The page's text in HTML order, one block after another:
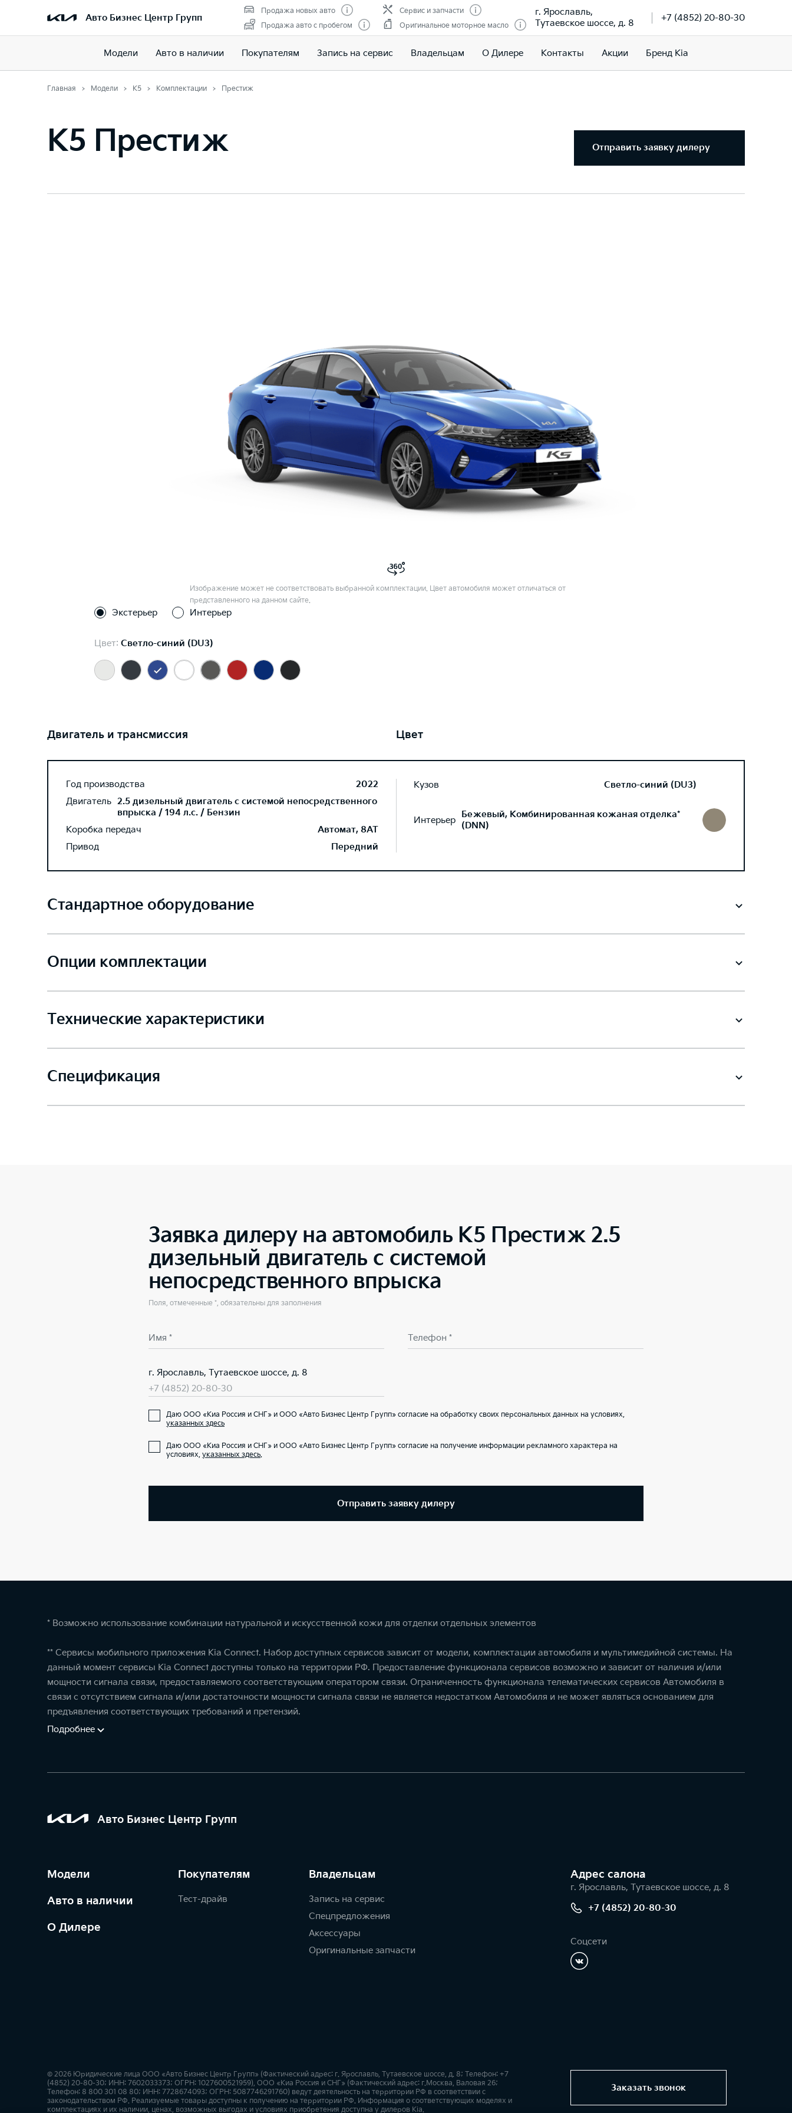
Авто Бизнес Центр Групп
Продажа новых авто
Продажа авто с пробегом
Сервис и запчасти
Оригинальное моторное масло
г. Ярославль,
Тутаевское шоссе, д. 8
+7 (4852) 20-80-30
Модели Авто в наличии Покупателям Запись на сервис Владельцам О Дилере Контакты Акции Бренд Kia
Главная Модели K5 Комплектации Престиж
K5 Престиж Отправить заявку дилеру
Изображение может не соответствовать выбранной комплектации. Цвет автомобиля может отличаться от
представленного на данном сайте.
Экстерьер Интерьер
Цвет: Светло-синий (DU3)
Двигатель и трансмиссия
Год производства
2022
Двигатель 2.5 дизельный двигатель с системой непосредственного
впрыска / 194 л.с. / Бензин
Коробка передач
Автомат, 8AT
Привод
Передний
Цвет
Кузов Светло-синий (DU3)
Интерьер Бежевый, Комбинированная кожаная отделка*
(DNN)
Стандартное оборудование
Опции комплектации
Технические характеристики
Спецификация
Заявка дилеру на автомобиль K5 Престиж 2.5
дизельный двигатель с системой
непосредственного впрыска
Поля, отмеченные *, обязательны для заполнения
Имя * Телефон *
г. Ярославль, Тутаевское шоссе, д. 8
+7 (4852) 20-80-30
Даю ООО «Киа Россия и СНГ» и ООО «Авто Бизнес Центр Групп» согласие на обработку своих персональных данных на условиях,
указанных здесь
Даю ООО «Киа Россия и СНГ» и ООО «Авто Бизнес Центр Групп» согласие на получение информации рекламного характера на
условиях, указанных здесь.
Отправить заявку дилеру
* Возможно использование комбинации натуральной и искусственной кожи для отделки отдельных элементов
** Сервисы мобильного приложения Kia Connect. Набор доступных сервисов зависит от модели, комплектации автомобиля и мультимедийной системы. На
данный момент сервисы Kia Connect доступны только на территории РФ. Предоставление функционала сервисов возможно и зависит от наличия и/или
мощности сигнала связи, предоставляемого соответствующим оператором связи. Ограниченность функционала телематических сервисов Автомобиля в
связи с отсутствием сигнала и/или достаточности мощности сигнала связи не является недостатком Автомобиля и не может являться основанием для
предъявления соответствующих требований и претензий.
Подробнее
Авто Бизнес Центр Групп
Модели
Авто в наличии
О Дилере
Покупателям
Тест-драйв
Владельцам
Запись на сервис
Спецпредложения
Аксессуары
Оригинальные запчасти
Адрес салонa
г. Ярославль, Тутаевское шоссе, д. 8
+7 (4852) 20-80-30
Соцсети
Заказать звонок
© 2026 Юридические лица ООО «Авто Бизнес Центр Групп» (Фактический адрес: г. Ярославль, Тутаевское шоссе, д. 8; Телефон: +7
(4852) 20-80-30; ИНН: 7602033373; ОГРН: 1027600521959), ООО «Киа Россия и СНГ» (Фактический адрес: г.Москва, Валовая 26;
Телефон: 8 800 301 08 80; ИНН: 7728674093; ОГРН: 5087746291760) ведут деятельность на территории РФ в соответствии с
законодательством РФ. Реализуемые товары доступны к получению на территории РФ. Информация о соответствующих моделях и
комплектациях и их наличии, ценах, возможных выгодах и условиях приобретения доступна у дилеров Kia.